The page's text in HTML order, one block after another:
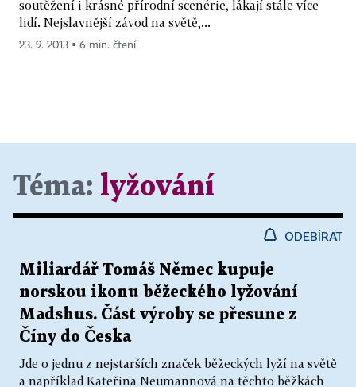
soutěžení i krásné přírodní scenérie, lákají stále více
lidí. Nejslavnější závod na světě,...
23. 9. 2013 ▪ 6 min. čtení
Téma: lyžování
ODEBÍRAT
Miliardář Tomáš Němec kupuje
norskou ikonu běžeckého lyžování
Madshus. Část výroby se přesune z
Číny do Česka
Jde o jednu z nejstarších značek běžeckých lyží na světě
a například Kateřina Neumannová na těchto běžkách